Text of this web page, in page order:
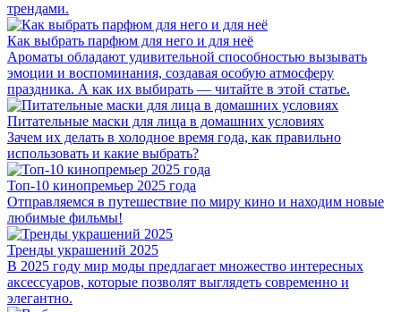
трендами.
Как выбрать парфюм для него и для неё
Ароматы обладают удивительной способностью вызывать
эмоции и воспоминания, создавая особую атмосферу
праздника. А как их выбирать — читайте в этой статье.
Питательные маски для лица в домашних условиях
Зачем их делать в холодное время года, как правильно
использовать и какие выбрать?
Топ-10 кинопремьер 2025 года
Отправляемся в путешествие по миру кино и находим новые
любимые фильмы!
Тренды украшений 2025
В 2025 году мир моды предлагает множество интересных
аксессуаров, которые позволят выглядеть современно и
элегантно.